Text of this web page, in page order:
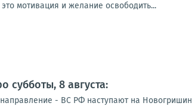
мотивация и желание освободить...
субботы, 8 августа:
- ВС РФ наступают на